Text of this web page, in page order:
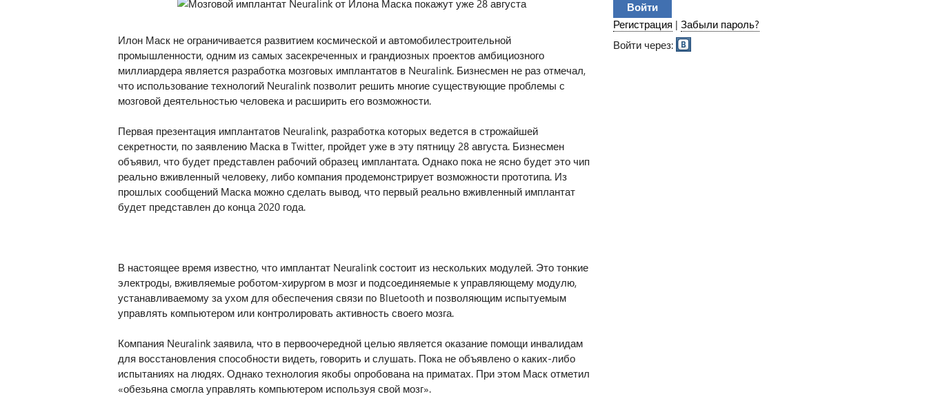
Илон Маск не ограничивается развитием космической и автомобилестроительной
промышленности, одним из самых засекреченных и грандиозных проектов амбициозного
миллиардера является разработка мозговых имплантатов в Neuralink. Бизнесмен не раз отмечал,
что использование технологий Neuralink позволит решить многие существующие проблемы с
мозговой деятельностью человека и расширить его возможности.
Первая презентация имплантатов Neuralink, разработка которых ведется в строжайшей
секретности, по заявлению Маска в Twitter, пройдет уже в эту пятницу 28 августа. Бизнесмен
объявил, что будет представлен рабочий образец имплантата. Однако пока не ясно будет это чип
реально вживленный человеку, либо компания продемонстрирует возможности прототипа. Из
прошлых сообщений Маска можно сделать вывод, что первый реально вживленный имплантат
будет представлен до конца 2020 года.
В настоящее время известно, что имплантат Neuralink состоит из нескольких модулей. Это тонкие
электроды, вживляемые роботом-хирургом в мозг и подсоединяемые к управляющему модулю,
устанавливаемому за ухом для обеспечения связи по Bluetooth и позволяющим испытуемым
управлять компьютером или контролировать активность своего мозга.
Компания Neuralink заявила, что в первоочередной целью является оказание помощи инвалидам
для восстановления способности видеть, говорить и слушать. Пока не объявлено о каких-либо
испытаниях на людях. Однако технология якобы опробована на приматах. При этом Маск отметил
«обезьяна смогла управлять компьютером используя свой мозг».
Регистрация | Забыли пароль?
Войти через: